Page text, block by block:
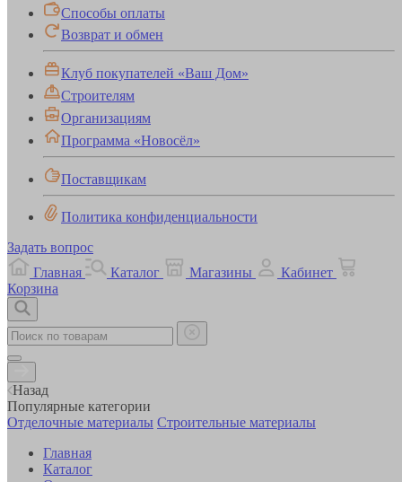
Способы оплаты
Возврат и обмен
Клуб покупателей «Ваш Дом»
Строителям
Организациям
Программа «Новосёл»
Поставщикам
Политика конфиденциальности
Задать вопрос
Главная
Каталог Магазины
Кабинет
Корзина
Назад
Популярные категории
Отделочные материалы Строительные материалы
Главная
Каталог